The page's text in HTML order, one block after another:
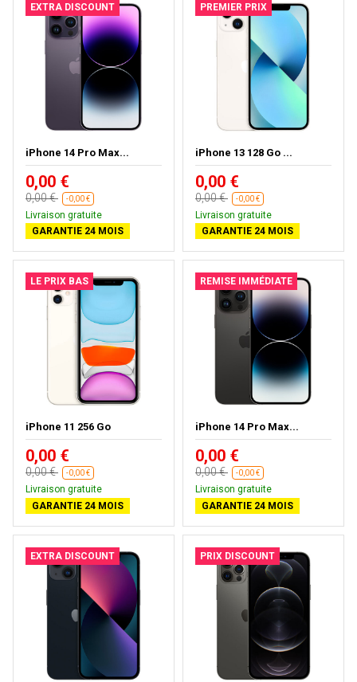
EXTRA DISCOUNT
iPhone 14 Pro Max...
0,00 €
0,00 € -0,00 €
Livraison gratuite
GARANTIE 24 MOIS
PREMIER PRIX
iPhone 13 128 Go ...
0,00 €
0,00 € -0,00 €
Livraison gratuite
GARANTIE 24 MOIS
LE PRIX BAS
iPhone 11 256 Go
0,00 €
0,00 € -0,00 €
Livraison gratuite
GARANTIE 24 MOIS
REMISE IMMÉDIATE
iPhone 14 Pro Max...
0,00 €
0,00 € -0,00 €
Livraison gratuite
GARANTIE 24 MOIS
EXTRA DISCOUNT PRIX DISCOUNT